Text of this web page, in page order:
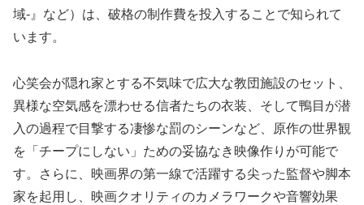
域-』など）は、破格の制作費を投入することで知られて
います。
心笑会が隠れ家とする不気味で広大な教団施設のセット、
異様な空気感を漂わせる信者たちの衣装、そして鴨目が潜
入の過程で目撃する凄惨な罰のシーンなど、原作の世界観
を「チープにしない」ための妥協なき映像作りが可能で
す。さらに、映画界の第一線で活躍する尖った監督や脚本
家を起用し、映画クオリティのカメラワークや音響効果